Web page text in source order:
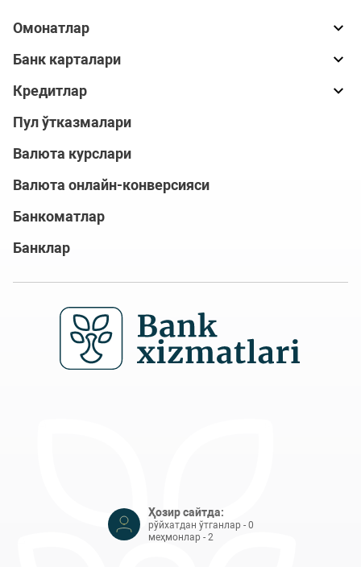
Омонатлар
Банк карталари
Кредитлар
Пул ўтказмалари
Валюта курслари
Валюта онлайн-конверсияси
Банкоматлар
Банклар
рўйхатдан ўтганлар - 0
меҳмонлар - 2